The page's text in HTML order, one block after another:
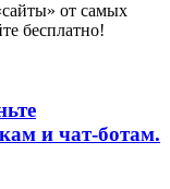
от самых
бесплатно!
и чат-ботам.